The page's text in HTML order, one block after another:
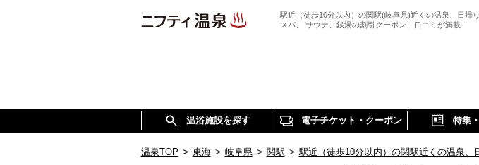
駅近（徒歩10分以内）の関駅(岐阜県)近くの温泉、日帰
スパ、 サウナ、銭湯の割引クーポン、口コミが満載
温浴施設を探す 電子チケット・クーポン 特集
温泉TOP > 東海 > 岐阜県 > 関駅 > 駅近（徒歩10分以内）の関駅近くの温泉、